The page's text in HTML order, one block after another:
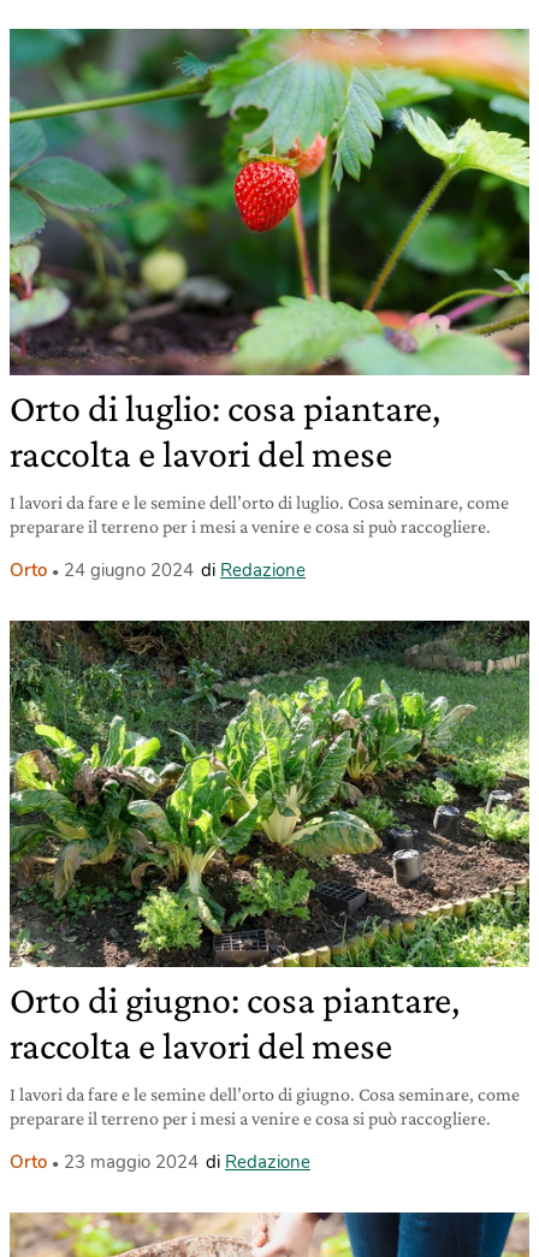
Orto di luglio: cosa piantare,
raccolta e lavori del mese
I lavori da fare e le semine dell’orto di luglio. Cosa seminare, come
preparare il terreno per i mesi a venire e cosa si può raccogliere.
Orto 24 giugno 2024 di Redazione
Orto di giugno: cosa piantare,
raccolta e lavori del mese
I lavori da fare e le semine dell’orto di giugno. Cosa seminare, come
preparare il terreno per i mesi a venire e cosa si può raccogliere.
Orto 23 maggio 2024 di Redazione